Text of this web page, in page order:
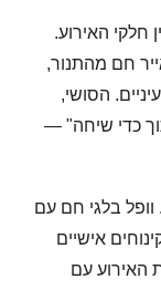
חלקי האירוע.
חם מהתנור,
הסושי,
כדי שיחה" —
בלגי חם עם
אישיים
האירוע עם